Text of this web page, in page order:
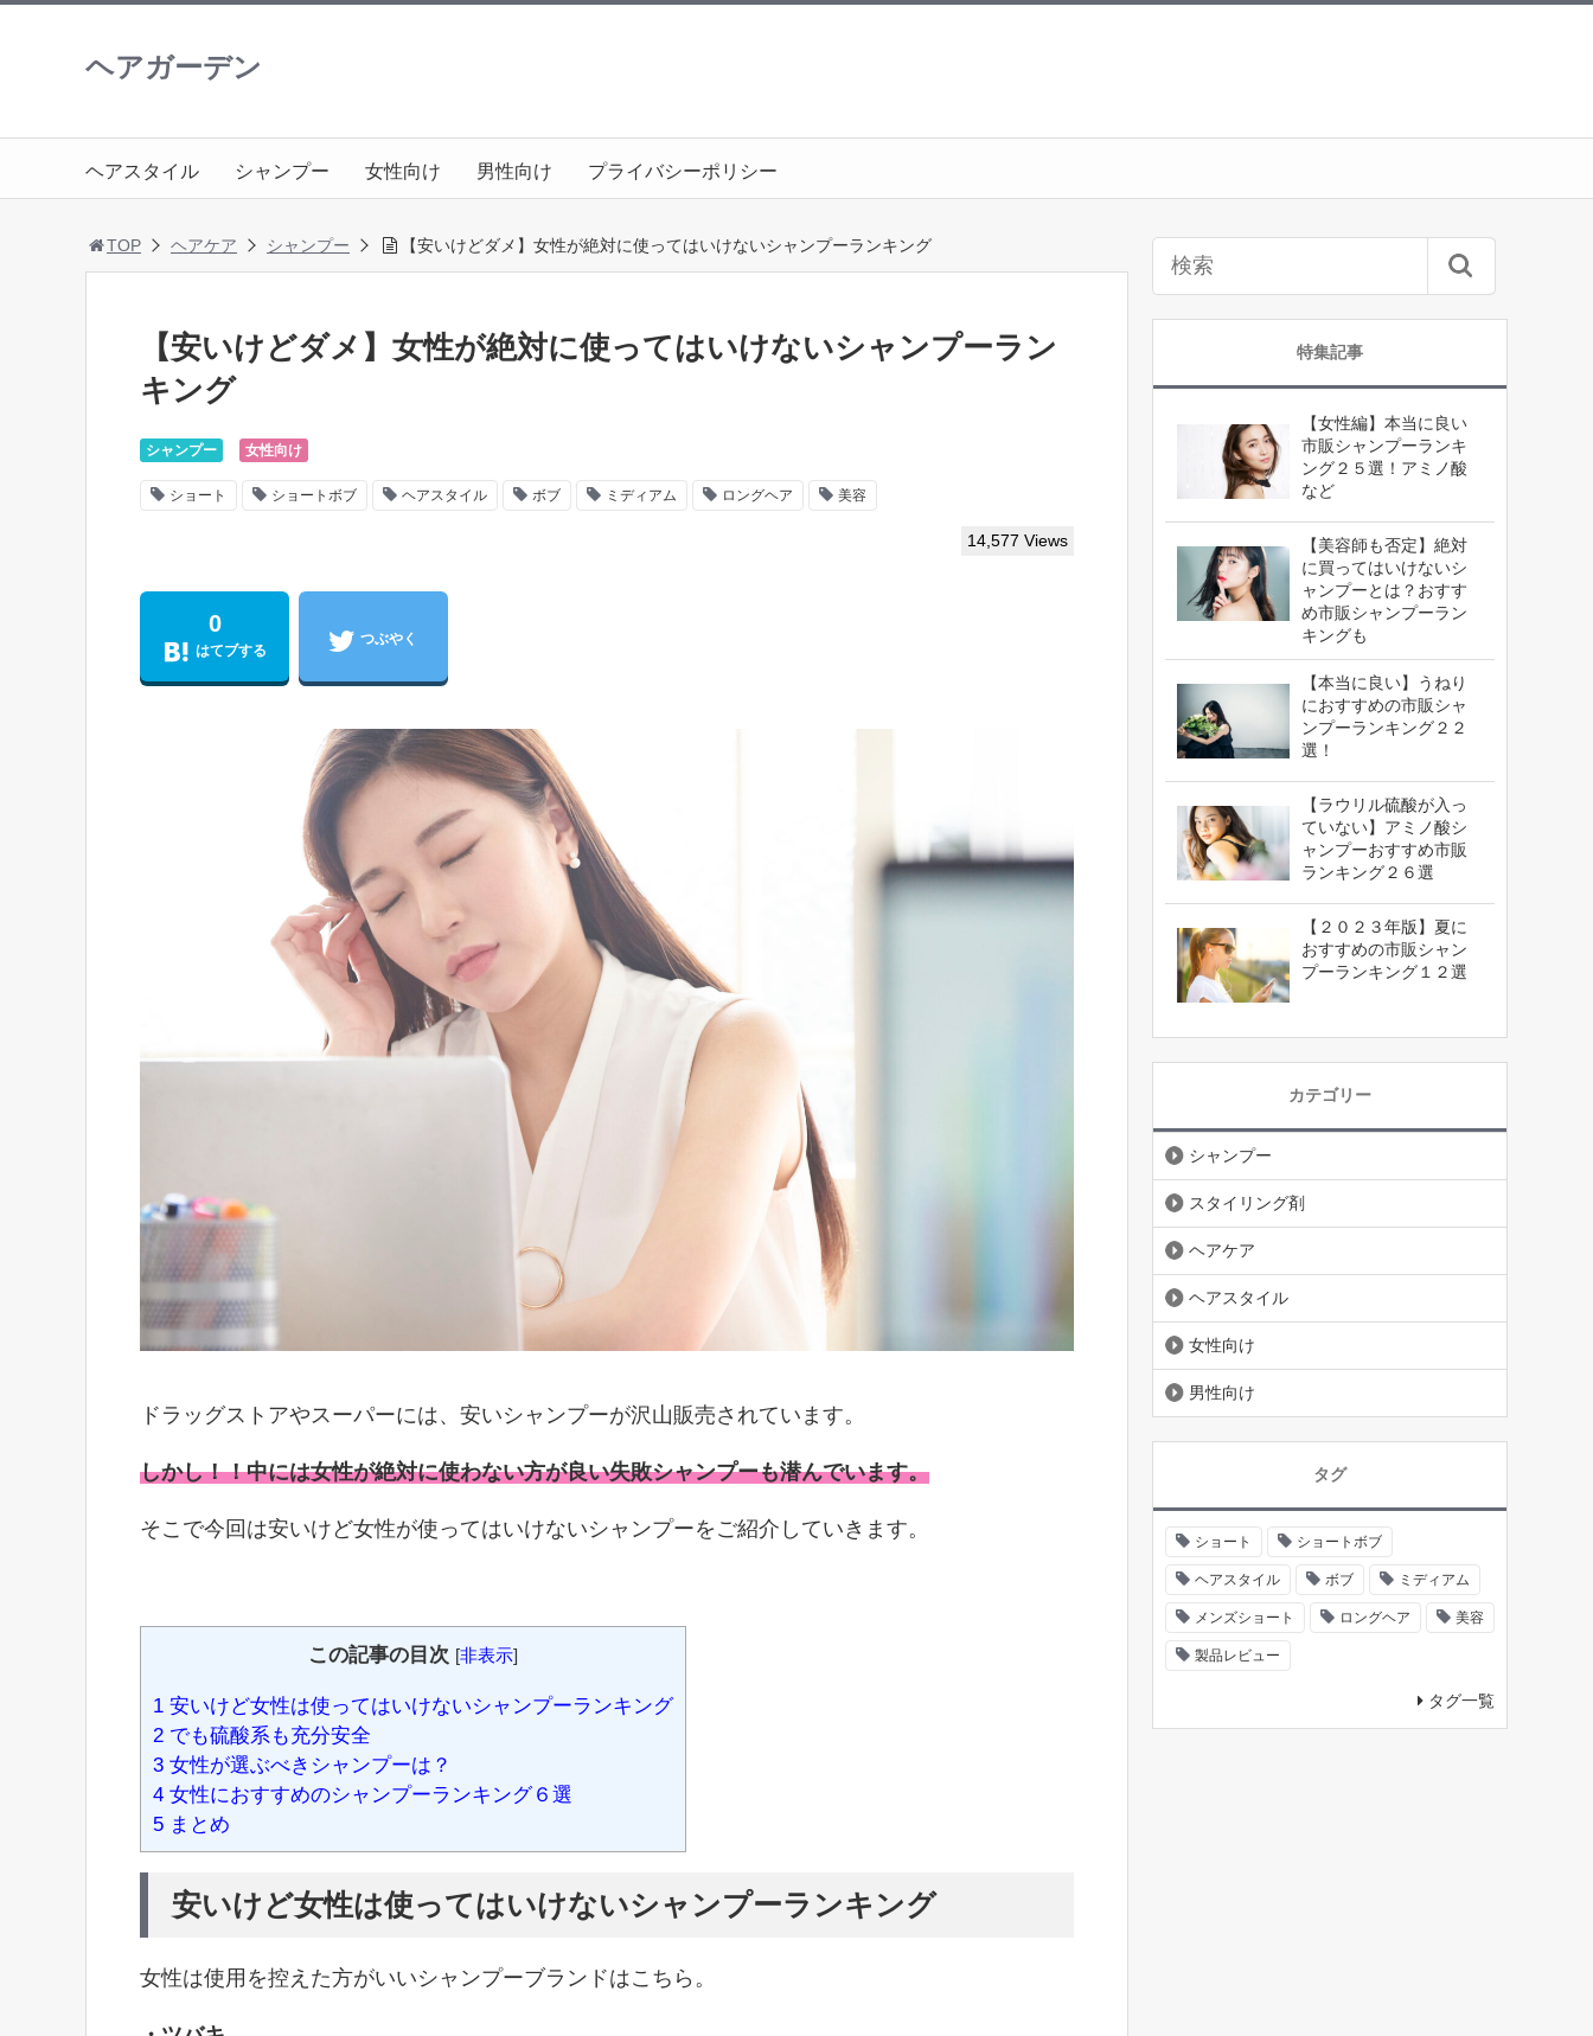
ヘアガーデン
ヘアスタイル シャンプー 女性向け 男性向け プライバシーポリシー
TOP ヘアケア シャンプー 【安いけどダメ】女性が絶対に使ってはいけないシャンプーランキング
【安いけどダメ】女性が絶対に使ってはいけないシャンプーラン
キング
シャンプー 女性向け
ショート ショートボブ ヘアスタイル ボブ ミディアム ロングヘア 美容
14,577 Views
0
はてブする
つぶやく
ドラッグストアやスーパーには、安いシャンプーが沢山販売されています。
しかし！！中には女性が絶対に使わない方が良い失敗シャンプーも潜んでいます。
そこで今回は安いけど女性が使ってはいけないシャンプーをご紹介していきます。
この記事の目次 [非表示]
1 安いけど女性は使ってはいけないシャンプーランキング
2 でも硫酸系も充分安全
3 女性が選ぶべきシャンプーは？
4 女性におすすめのシャンプーランキング６選
5 まとめ
安いけど女性は使ってはいけないシャンプーランキング
女性は使用を控えた方がいいシャンプーブランドはこちら。
特集記事
【女性編】本当に良い
市販シャンプーランキ
ング２５選！アミノ酸
など
【美容師も否定】絶対
に買ってはいけないシ
ャンプーとは？おすす
め市販シャンプーラン
キングも
【本当に良い】うねり
におすすめの市販シャ
ンプーランキング２２
選！
【ラウリル硫酸が入っ
ていない】アミノ酸シ
ャンプーおすすめ市販
ランキング２６選
【２０２３年版】夏に
おすすめの市販シャン
プーランキング１２選
カテゴリー
シャンプー
スタイリング剤
ヘアケア
ヘアスタイル
女性向け
男性向け
タグ
ショート ショートボブ
ヘアスタイル ボブ ミディアム
メンズショート ロングヘア 美容
製品レビュー
タグ一覧